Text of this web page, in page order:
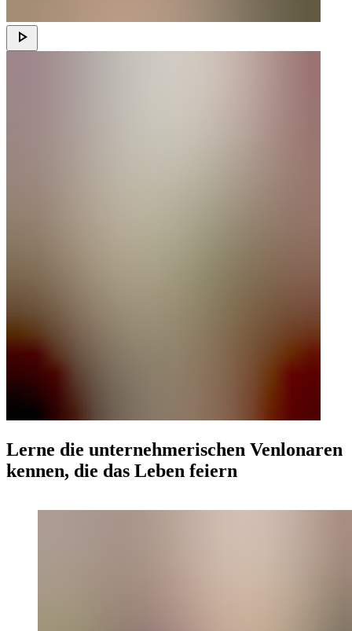
Lerne die unternehmerischen Venlonaren
kennen, die das Leben feiern